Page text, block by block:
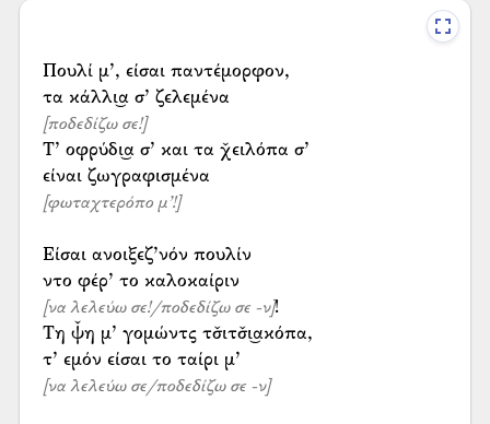
Πουλί μ’, είσαι παντέμορφον,
[ποδεδίζω σε!]
Τ’ οφρύδι͜α σ’ και τα χ̌ειλόπα σ’
[φωταχτερόπο μ’!]
Είσαι ανοιξεζ’νόν πουλίν
[να λελεύω σε!/ποδεδίζω σε -ν]!
Τη ψ̌η μ’ γομώντς τσ̌ιτσ̌ι͜ακόπα,
[να λελεύω σε/ποδεδίζω σε -ν]